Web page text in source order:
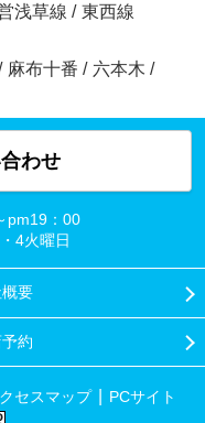
浅草線 / 東西線
麻布十番 / 六本木 /
わせ
pm19：00
4火曜日
要
約
セスマップ PCサイト